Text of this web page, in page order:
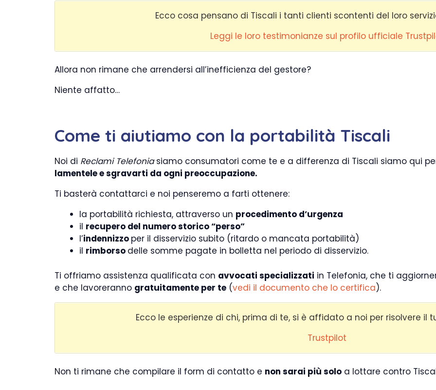
Ecco cosa pensano di Tiscali i tanti clienti scontenti del loro
Leggi le loro testimonianze sul profilo ufficiale
Allora non rimane che arrendersi all’inefficienza del gestore?
Niente affatto…
Come ti aiutiamo con la portabilità Tiscali
Noi di Reclami Telefoniasiamo consumatori come te e a differenza di Tiscali siamo qui
lamentele e sgravarti da ogni preoccupazione.
Ti basterà contattarci e noi penseremo a farti ottenere:
la portabilità richiesta, attraverso un procedimento d’urgenza
il recupero del numero storico “perso”
l’indennizzo per il disservizio subito (ritardo o mancata portabilità)
il rimborso delle somme pagate in bolletta nel periodo di disservizio.
Ti offriamo assistenza qualificata con avvocati specializzati in Telefonia, che ti
e che lavoreranno gratuitamente per te (vedi il documento che lo certifica).
Ecco le esperienze di chi, prima di te, si è affidato a noi per risolvere il
Trustpilot
Non ti rimane che compilare il form di contatto e non sarai più solo a lottare contro